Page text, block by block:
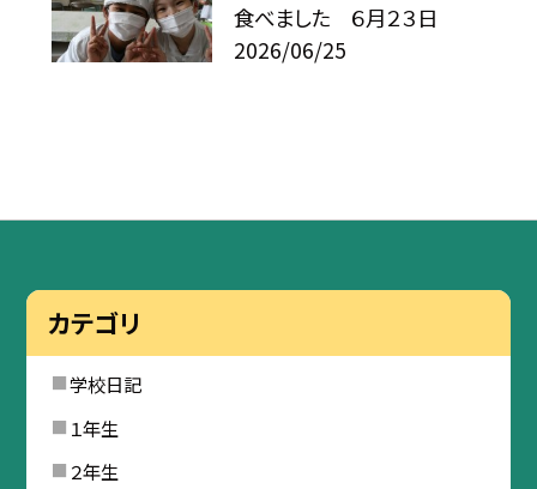
食べました ６月２３日
2026/06/25
カテゴリ
学校日記
１年生
２年生